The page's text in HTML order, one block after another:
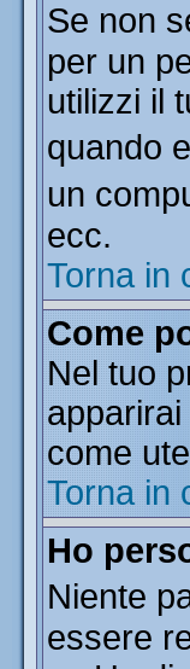
Se non
per un
utilizzi il
quando
un
ecc.
Torna in
Come
Nel tuo
come
Torna in
Ho
Niente
essere